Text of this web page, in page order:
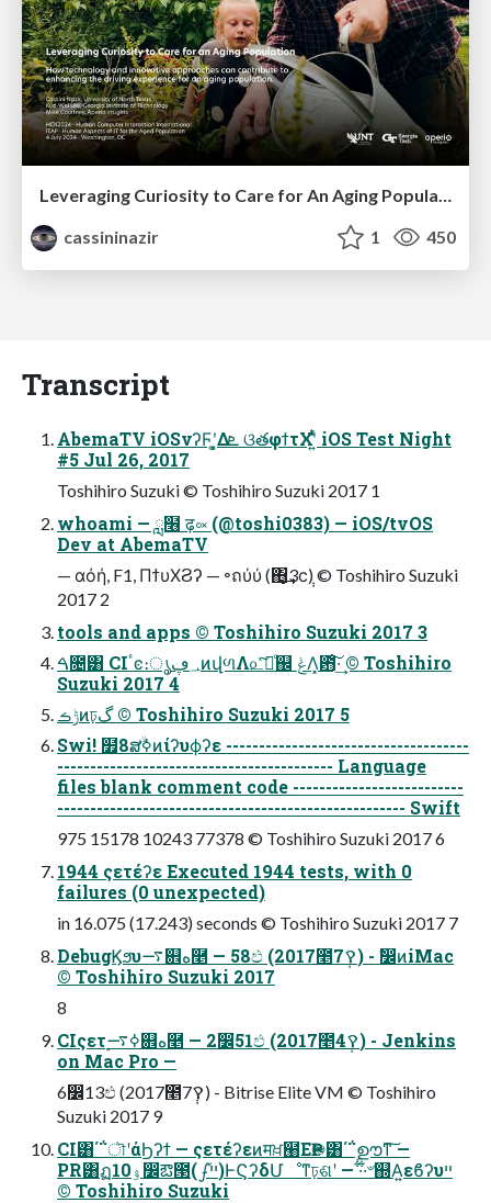
cassininazir
1 450
Transcript
AbemaTV iOSνʔϜʹ͓͚Δܧ ଓతφϯτΧʹ͍ͭͯ iOS Test Night
#5 Jul 26, 2017
Toshihiro Suzuki © Toshihiro Suzuki 2017 1
whoami — ླ໦ ढ़༟ (@toshi0383) — iOS/tvOS
Dev at AbemaTV
— αόή, F1, ΠϯυΧϨʔ — ৽ถύύ (΋͏͙͢3ϲ݄) © Toshihiro Suzuki
2017 2
tools and apps © Toshihiro Suzuki 2017 3
ࠓ೔͸ CIٴͼ։ൃ؀ڥͷվળΛ௨ͯ͠ಘͨ஌ ݟΛ͓఻͑͠·͢ © Toshihiro
Suzuki 2017 4
ݱࡏͷঢ়گ © Toshihiro Suzuki 2017 5
Swi! ໿8ສߦۙ͘ͷίʔυϕʔε -------------------------------------
------------------------------------------ Language
files blank comment code --------------------------
----------------------------------------------------- Swift
975 15178 10243 77378 © Toshihiro Suzuki 2017 6
1944 ςετέʔε Executed 1944 tests, with 0
failures (0 unexpected)
in 16.075 (17.243) seconds © Toshihiro Suzuki 2017 7
DebugϏϧυ࠷଎ه࿥ — 58ඵ (2017೥7݄ࠒ) - ࣗ෼ͷiMac
© Toshihiro Suzuki 2017
8
CIςετ࣮ߦ࠷଎ه࿥ — 2෼51ඵ (2017೥4݄ࠒ) - Jenkins
on Mac Pro —
6෼13ඵ (2017೥7݄ࠒ) - Bitrise Elite VM © Toshihiro
Suzuki 2017 9
CI͸΄΅ৗʹάϦʔϯ — ςετέʔεͷमਖ਼๨ΕҎ֎͸΄΅ࣦഊͳ͠ —
PR͸ฏۉ10෼ఔ౓(ഽײ֮)ͰϚʔδՄೳͳঢ়ଶʹ — ·͋·͋৺஍Α͍εϐʔυײ
© Toshihiro Suzuki